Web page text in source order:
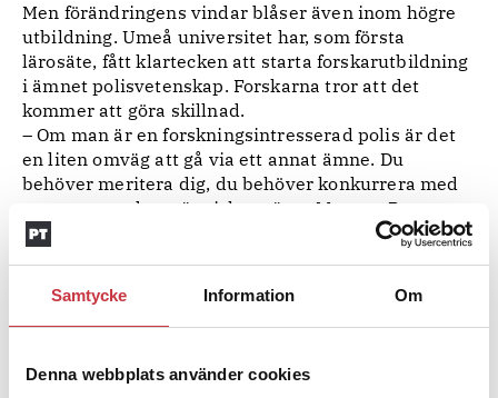
Samtycke Information Om
Denna webbplats använder cookies
Men förändringens vindar blåser även inom högre
utbildning. Umeå universitet har, som första
lärosäte, fått klartecken att starta forskarutbildning
i ämnet polisvetenskap. Forskarna tror att det
kommer att göra skillnad.
– Om man är en forskningsintresserad polis är det
en liten omväg att gå via ett annat ämne. Du
behöver meritera dig, du behöver konkurrera med
en massa andra människor, säger Magnus Persson.
– Precis, absolut, säger Cecilia Jonsson.